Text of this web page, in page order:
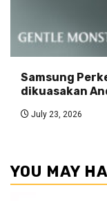
Samsung
dikuasakan
July 23, 2026
YOU MAY